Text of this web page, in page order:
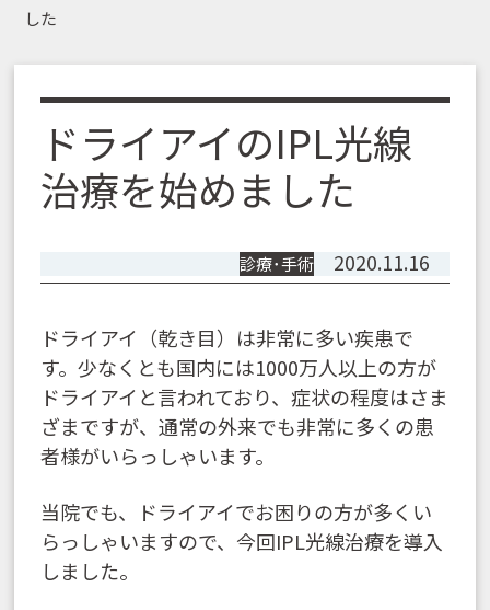
した
ドライアイのIPL光線
治療を始めました
診療･手術 2020.11.16
ドライアイ（乾き目）は非常に多い疾患で
す。少なくとも国内には1000万人以上の方が
ドライアイと言われており、症状の程度はさま
ざまですが、通常の外来でも非常に多くの患
者様がいらっしゃいます。
当院でも、ドライアイでお困りの方が多くい
らっしゃいますので、今回IPL光線治療を導入
しました。